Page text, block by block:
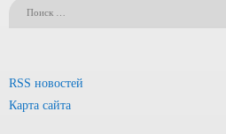
RSS новостей
Карта сайта